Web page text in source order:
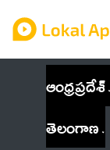
ఆంధ్రప్రదేశ్
తెలంగాణ